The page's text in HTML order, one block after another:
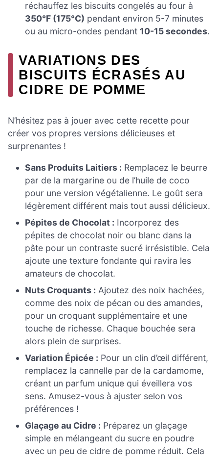
réchauffez les biscuits congelés au four à
350°F (175°C) pendant environ 5-7 minutes
ou au micro-ondes pendant 10-15 secondes.
VARIATIONS DES
BISCUITS ÉCRASÉS AU
CIDRE DE POMME
N’hésitez pas à jouer avec cette recette pour
créer vos propres versions délicieuses et
surprenantes !
Sans Produits Laitiers : Remplacez le beurre
par de la margarine ou de l’huile de coco
pour une version végétalienne. Le goût sera
légèrement différent mais tout aussi délicieux.
Pépites de Chocolat : Incorporez des
pépites de chocolat noir ou blanc dans la
pâte pour un contraste sucré irrésistible. Cela
ajoute une texture fondante qui ravira les
amateurs de chocolat.
Nuts Croquants : Ajoutez des noix hachées,
comme des noix de pécan ou des amandes,
pour un croquant supplémentaire et une
touche de richesse. Chaque bouchée sera
alors plein de surprises.
Variation Épicée : Pour un clin d’œil différent,
remplacez la cannelle par de la cardamome,
créant un parfum unique qui éveillera vos
sens. Amusez-vous à ajuster selon vos
préférences !
Glaçage au Cidre : Préparez un glaçage
simple en mélangeant du sucre en poudre
avec un peu de cidre de pomme réduit. Cela